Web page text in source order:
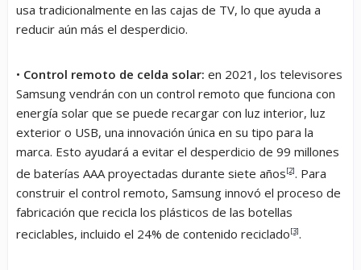
usa tradicionalmente en las cajas de TV, lo que ayuda a
reducir aún más el desperdicio.
• Control remoto de celda solar: en 2021, los televisores
Samsung vendrán con un control remoto que funciona con
energía solar que se puede recargar con luz interior, luz
exterior o USB, una innovación única en su tipo para la
marca. Esto ayudará a evitar el desperdicio de 99 millones
de baterías AAA proyectadas durante siete años[2]. Para
construir el control remoto, Samsung innovó el proceso de
fabricación que recicla los plásticos de las botellas
reciclables, incluido el 24% de contenido reciclado[3].